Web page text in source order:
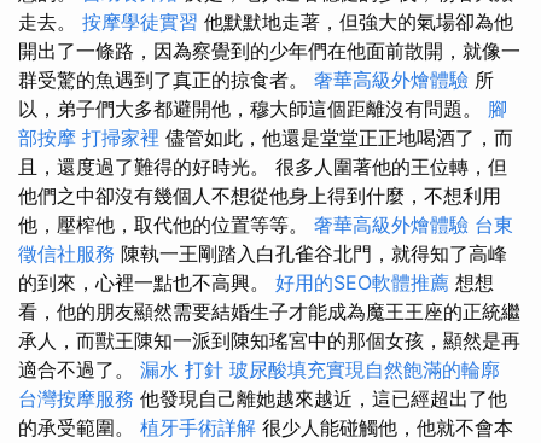
走去。 按摩學徒實習 他默默地走著，但強大的氣場卻為他
開出了一條路，因為察覺到的少年們在他面前散開，就像一
群受驚的魚遇到了真正的掠食者。 奢華高級外燴體驗 所
以，弟子們大多都避開他，穆大師這個距離沒有問題。 腳
部按摩 打掃家裡 儘管如此，他還是堂堂正正地喝酒了，而
且，還度過了難得的好時光。 很多人圍著他的王位轉，但
他們之中卻沒有幾個人不想從他身上得到什麼，不想利用
他，壓榨他，取代他的位置等等。 奢華高級外燴體驗 台東
徵信社服務 陳執一王剛踏入白孔雀谷北門，就得知了高峰
的到來，心裡一點也不高興。 好用的SEO軟體推薦 想想
看，他的朋友顯然需要結婚生子才能成為魔王王座的正統繼
承人，而獸王陳知一派到陳知瑤宮中的那個女孩，顯然是再
適合不過了。 漏水 打針 玻尿酸填充實現自然飽滿的輪廓
台灣按摩服務 他發現自己離她越來越近，這已經超出了他
的承受範圍。 植牙手術詳解 很少人能碰觸他，他就不會本